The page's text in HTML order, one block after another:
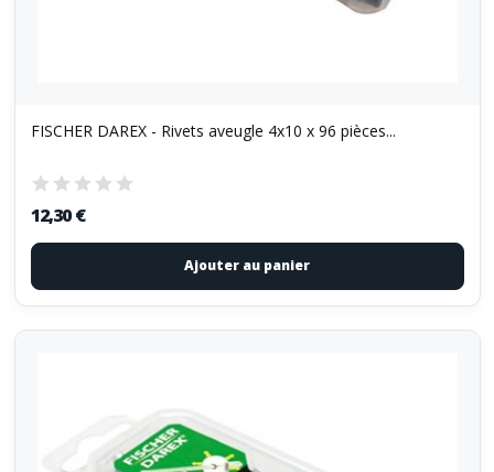
FISCHER DAREX - Rivets aveugle 4x10 x 96 pièces...
12,30 €
Ajouter au panier